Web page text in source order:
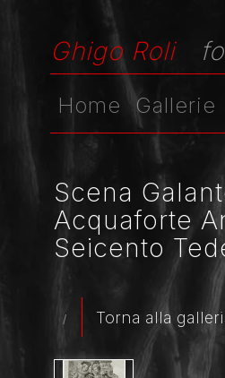
Ghigo Roli
Home Gallerie
Scena
Acquaforte
Seicento
/ Torna alla